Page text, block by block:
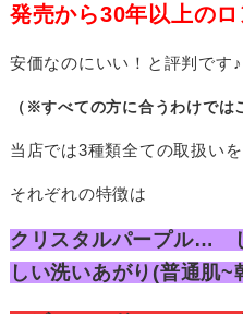
発売から30年以上の
安価なのにいい！と評判です♪
（※すべての方に合うわけでは
当店では3種類全ての取扱い
それぞれの特徴は
クリスタルパープル…
しい洗いあがり(普通肌~